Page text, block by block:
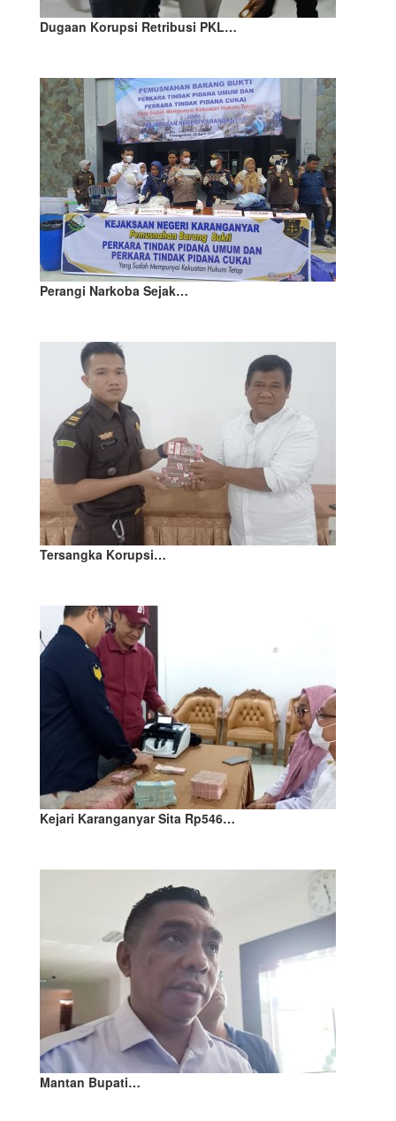
Dugaan Korupsi Retribusi PKL…
Perangi Narkoba Sejak…
Tersangka Korupsi…
Kejari Karanganyar Sita Rp546…
Mantan Bupati…